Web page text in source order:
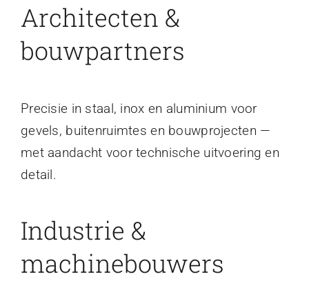
Architecten &
bouwpartners
Precisie in staal, inox en aluminium voor
gevels, buitenruimtes en bouwprojecten —
met aandacht voor technische uitvoering en
detail.
Industrie &
machinebouwers